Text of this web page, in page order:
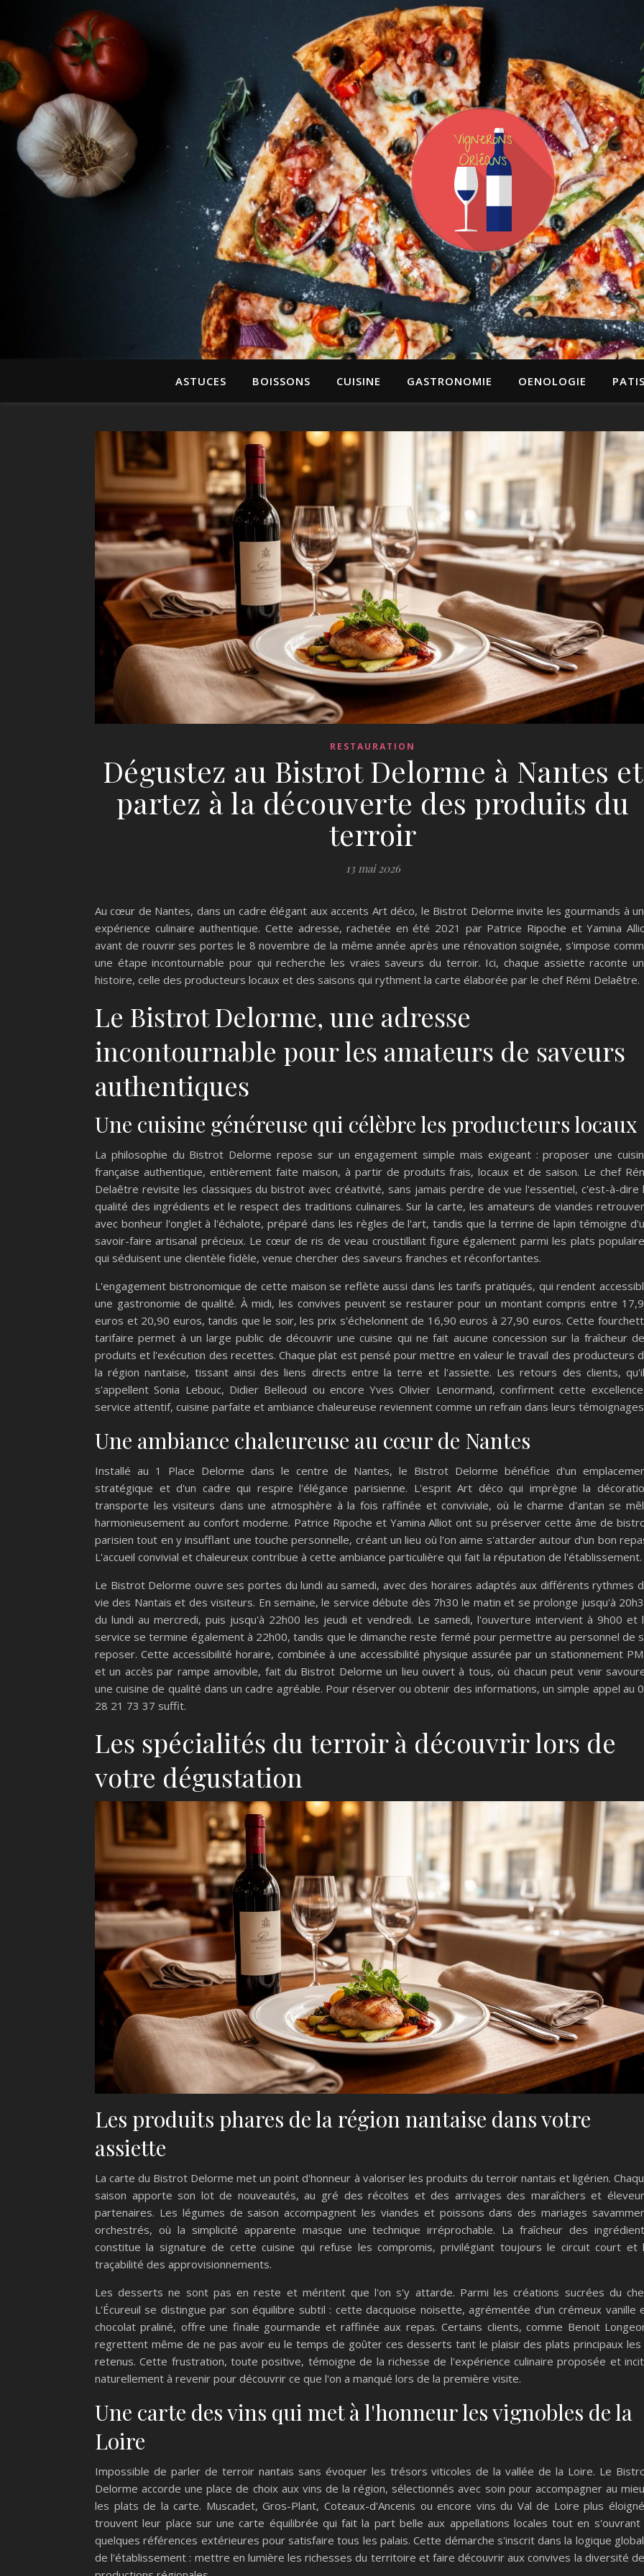
ASTUCES BOISSONS CUISINE GASTRONOMIE OENOLOGIE
RESTAURATION
Dégustez au Bistrot Delorme à Nantes et
partez à la découverte des produits du
terroir
13 mai 2026
Au cœur de Nantes, dans un cadre élégant aux accents Art déco, le Bistrot Delorme invite les gourmands à
expérience culinaire authentique. Cette adresse, rachetée en été 2021 par Patrice Ripoche et Yamina
avant de rouvrir ses portes le 8 novembre de la même année après une rénovation soignée, s'impose
une étape incontournable pour qui recherche les vraies saveurs du terroir. Ici, chaque assiette raconte
histoire, celle des producteurs locaux et des saisons qui rythment la carte élaborée par le chef Rémi Delaêtre.
Le Bistrot Delorme, une adresse
incontournable pour les amateurs de saveurs
authentiques
Une cuisine généreuse qui célèbre les producteurs locaux
La philosophie du Bistrot Delorme repose sur un engagement simple mais exigeant : proposer une
française authentique, entièrement faite maison, à partir de produits frais, locaux et de saison. Le chef
Delaêtre revisite les classiques du bistrot avec créativité, sans jamais perdre de vue l'essentiel, c'est-à-dire
qualité des ingrédients et le respect des traditions culinaires. Sur la carte, les amateurs de viandes
avec bonheur l'onglet à l'échalote, préparé dans les règles de l'art, tandis que la terrine de lapin témoigne
savoir-faire artisanal précieux. Le cœur de ris de veau croustillant figure également parmi les plats
qui séduisent une clientèle fidèle, venue chercher des saveurs franches et réconfortantes.
L'engagement bistronomique de cette maison se reflète aussi dans les tarifs pratiqués, qui rendent
une gastronomie de qualité. À midi, les convives peuvent se restaurer pour un montant compris entre
euros et 20,90 euros, tandis que le soir, les prix s'échelonnent de 16,90 euros à 27,90 euros. Cette
tarifaire permet à un large public de découvrir une cuisine qui ne fait aucune concession sur la fraîcheur
produits et l'exécution des recettes. Chaque plat est pensé pour mettre en valeur le travail des producteurs
la région nantaise, tissant ainsi des liens directs entre la terre et l'assiette. Les retours des clients,
s'appellent Sonia Lebouc, Didier Belleoud ou encore Yves Olivier Lenormand, confirment cette
service attentif, cuisine parfaite et ambiance chaleureuse reviennent comme un refrain dans leurs
Une ambiance chaleureuse au cœur de Nantes
Installé au 1 Place Delorme dans le centre de Nantes, le Bistrot Delorme bénéficie d'un
stratégique et d'un cadre qui respire l'élégance parisienne. L'esprit Art déco qui imprègne la
transporte les visiteurs dans une atmosphère à la fois raffinée et conviviale, où le charme d'antan se
harmonieusement au confort moderne. Patrice Ripoche et Yamina Alliot ont su préserver cette âme de
parisien tout en y insufflant une touche personnelle, créant un lieu où l'on aime s'attarder autour d'un bon
L'accueil convivial et chaleureux contribue à cette ambiance particulière qui fait la réputation de l'établissement.
Le Bistrot Delorme ouvre ses portes du lundi au samedi, avec des horaires adaptés aux différents rythmes
vie des Nantais et des visiteurs. En semaine, le service débute dès 7h30 le matin et se prolonge jusqu'à
du lundi au mercredi, puis jusqu'à 22h00 les jeudi et vendredi. Le samedi, l'ouverture intervient à 9h00 et
service se termine également à 22h00, tandis que le dimanche reste fermé pour permettre au personnel de
reposer. Cette accessibilité horaire, combinée à une accessibilité physique assurée par un stationnement
et un accès par rampe amovible, fait du Bistrot Delorme un lieu ouvert à tous, où chacun peut venir
une cuisine de qualité dans un cadre agréable. Pour réserver ou obtenir des informations, un simple appel au
28 21 73 37 suffit.
Les spécialités du terroir à découvrir lors de
votre dégustation
Les produits phares de la région nantaise dans votre
assiette
La carte du Bistrot Delorme met un point d'honneur à valoriser les produits du terroir nantais et ligérien.
saison apporte son lot de nouveautés, au gré des récoltes et des arrivages des maraîchers et
partenaires. Les légumes de saison accompagnent les viandes et poissons dans des mariages
orchestrés, où la simplicité apparente masque une technique irréprochable. La fraîcheur des
constitue la signature de cette cuisine qui refuse les compromis, privilégiant toujours le circuit court et
traçabilité des approvisionnements.
Les desserts ne sont pas en reste et méritent que l'on s'y attarde. Parmi les créations sucrées du
L'Écureuil se distingue par son équilibre subtil : cette dacquoise noisette, agrémentée d'un crémeux vanille
chocolat praliné, offre une finale gourmande et raffinée aux repas. Certains clients, comme Benoit
regrettent même de ne pas avoir eu le temps de goûter ces desserts tant le plaisir des plats principaux les
retenus. Cette frustration, toute positive, témoigne de la richesse de l'expérience culinaire proposée et
naturellement à revenir pour découvrir ce que l'on a manqué lors de la première visite.
Une carte des vins qui met à l'honneur les vignobles de la
Loire
Impossible de parler de terroir nantais sans évoquer les trésors viticoles de la vallée de la Loire. Le
Delorme accorde une place de choix aux vins de la région, sélectionnés avec soin pour accompagner au
les plats de la carte. Muscadet, Gros-Plant, Coteaux-d'Ancenis ou encore vins du Val de Loire plus
trouvent leur place sur une carte équilibrée qui fait la part belle aux appellations locales tout en s'ouvrant
quelques références extérieures pour satisfaire tous les palais. Cette démarche s'inscrit dans la logique
de l'établissement : mettre en lumière les richesses du territoire et faire découvrir aux convives la diversité